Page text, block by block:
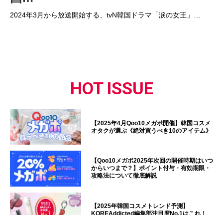
2024年3月から放送開始する、tvN韓国ドラマ「涙の女王」…
HOT ISSUE
【2025年4月Qoo10メガポ開催】韓国コスメ
オタクが選ぶ《絶対買うべき10のアイテム》
【Qoo10メガポ2025年次回の開催時期はいつ
からいつまで？】ポイント付与・有効期限・
攻略法について徹底解説
【2025年韓国コスメトレンド予測】